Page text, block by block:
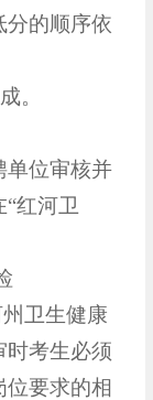
分的顺序依
。
单位审核并
红河卫
卫生健康
时考生必须
要求的相